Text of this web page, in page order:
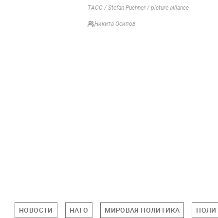
ТАСС / Stefan Puchner / picture alliance
Никита Осипов
НОВОСТИ НАТО МИРОВАЯ ПОЛИТИКА